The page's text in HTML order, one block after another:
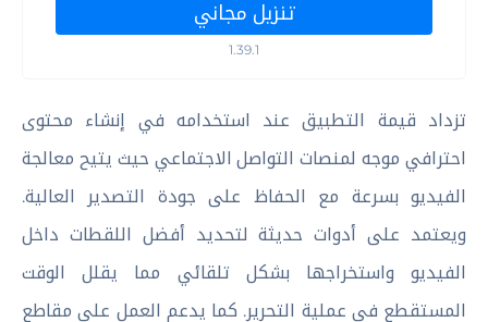
تنزيل مجاني
1.39.1
تزداد قيمة التطبيق عند استخدامه في إنشاء محتوى
احترافي موجه لمنصات التواصل الاجتماعي حيث يتيح معالجة
الفيديو بسرعة مع الحفاظ على جودة التصدير العالية.
ويعتمد على أدوات حديثة لتحديد أفضل اللقطات داخل
الفيديو واستخراجها بشكل تلقائي مما يقلل الوقت
المستقطع في عملية التحرير. كما يدعم العمل على مقاطع